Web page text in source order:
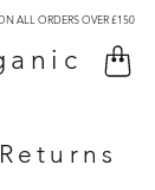
ALL ORDERS OVER £150